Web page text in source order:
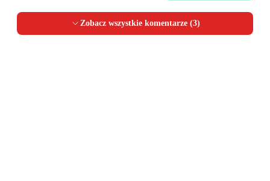
Zobacz wszystkie komentarze (3)